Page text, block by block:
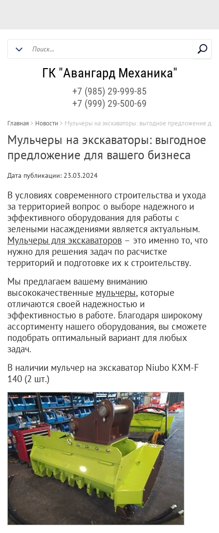
ГК "Авангард Механика"
+7 (985) 29-999-85
+7 (999) 29-500-69
Главная > Новости > Мульчеры на экскаваторы: выгодное предложение
Мульчеры на экскаваторы: выгодное
предложение для вашего бизнеса
Дата публикации: 23.03.2024
В условиях современного строительства и ухода
за территорией вопрос о выборе надежного и
эффективного оборудования для работы с
зелеными насаждениями является актуальным.
Мульчеры для экскаваторов – это именно то, что
нужно для решения задач по расчистке
территорий и подготовке их к строительству.
Мы предлагаем вашему вниманию
высококачественные мульчеры, которые
отличаются своей надежностью и
эффективностью в работе. Благодаря широкому
ассортименту нашего оборудования, вы сможете
подобрать оптимальный вариант для любых
задач.
В наличии мульчер на экскаватор Niubo KXM-F
140 (2 шт.)